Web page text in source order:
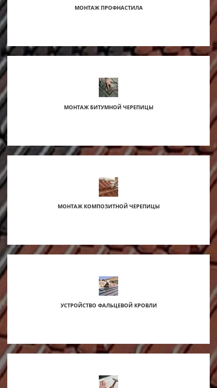
МОНТАЖ ПРОФНАСТИЛА
МОНТАЖ БИТУМНОЙ ЧЕРЕПИЦЫ
МОНТАЖ КОМПОЗИТНОЙ ЧЕРЕПИЦЫ
УСТРОЙСТВО ФАЛЬЦЕВОЙ КРОВЛИ